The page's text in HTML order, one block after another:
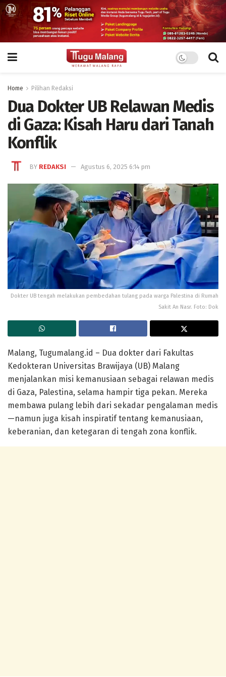
Home Pilihan Redaksi
Dua Dokter UB Relawan Medis
di Gaza: Kisah Haru dari Tanah
Konflik
BY REDAKSI Agustus 6, 2025 6:14 pm
Dokter UB tengah melakukan pembedahan tulang pada warga Palestina di Rumah
Sakit An Nasr. Foto: Dok
Malang, Tugumalang.id – Dua dokter dari Fakultas
Kedokteran Universitas Brawijaya (UB) Malang
menjalankan misi kemanusiaan sebagai relawan medis
di Gaza, Palestina, selama hampir tiga pekan. Mereka
membawa pulang lebih dari sekadar pengalaman medis
—namun juga kisah inspiratif tentang kemanusiaan,
keberanian, dan ketegaran di tengah zona konflik.